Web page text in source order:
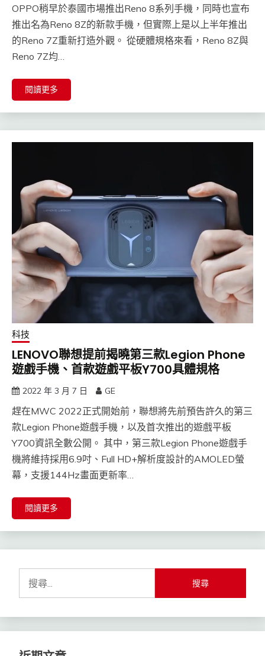
OPPO稍早於泰國市場推出Reno 8系列手機，同時也宣布
推出名為Reno 8Z的新款手機，但實際上是以上半年推出
的Reno 7Z重新打造外觀。 從硬體規格來看，Reno 8Z與
Reno 7Z均…
閱讀更多
科技
LENOVO聯想提前揭曉第三款Legion Phone
遊戲手機、首款遊戲平板Y700具體規格
2022 年 3 月 7 日 GE
趕在MWC 2022正式開始前，聯想將先前預告許久的第三
款Legion Phone遊戲手機，以及首次推出的遊戲平板
Y700資訊全數公開。 其中，第三款Legion Phone遊戲手
機將維持採用6.9吋、Full HD+解析度設計的AMOLED螢
幕，支援144Hz畫面更新率…
閱讀更多
鍵
字: